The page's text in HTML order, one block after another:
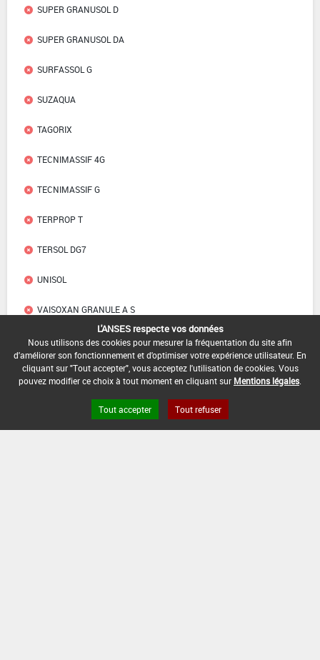
SUPER GRANUSOL D
SUPER GRANUSOL DA
SURFASSOL G
SUZAQUA
TAGORIX
TECNIMASSIF 4G
TECNIMASSIF G
TERPROP T
TERSOL DG7
UNISOL
VAISOXAN GRANULE A S
VAISOXAN SELECTIF GRANULE
VILMORIN DESHERBANT GRANULE ROSIERS ARBUSTES HAIES
VORACE GRANULES TOTAL
L'ANSES respecte vos données
Nous utilisons des cookies pour mesurer la fréquentation du site afin
d'améliorer son fonctionnement et d'optimiser votre expérience utilisateur. En
cliquant sur "Tout accepter", vous acceptez l'utilisation de cookies. Vous
pouvez modifier ce choix à tout moment en cliquant sur Mentions légales
Tout accepter Tout refuser